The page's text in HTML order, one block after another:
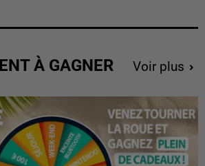
À GAGNER Voir plus